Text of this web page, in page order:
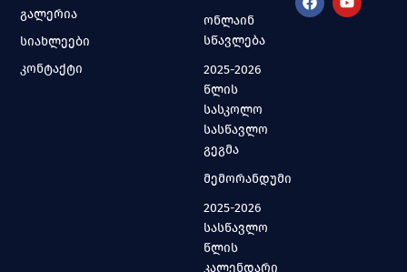
გალერია
სიახლეები
კონტაქტი
ონლაინ
სწავლება
2025-2026
წლის
სასკოლო
სასწავლო
გეგმა
მემორანდუმი
2025-2026
სასწავლო
წლის
კალენდარი